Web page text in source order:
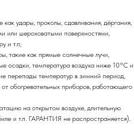
удары, проколы, сдавливания, дёргания,
или шероховатыми поверхностями,
и т.п;
такие как прямые солнечные лучи,
осадки, температура воздуха ниже 10°C и
перепады температур в зимний период,
обогревательных приборов, работающего
на открытом воздухе, длительную
и т.п. ГАРАНТИЯ не распространяется).